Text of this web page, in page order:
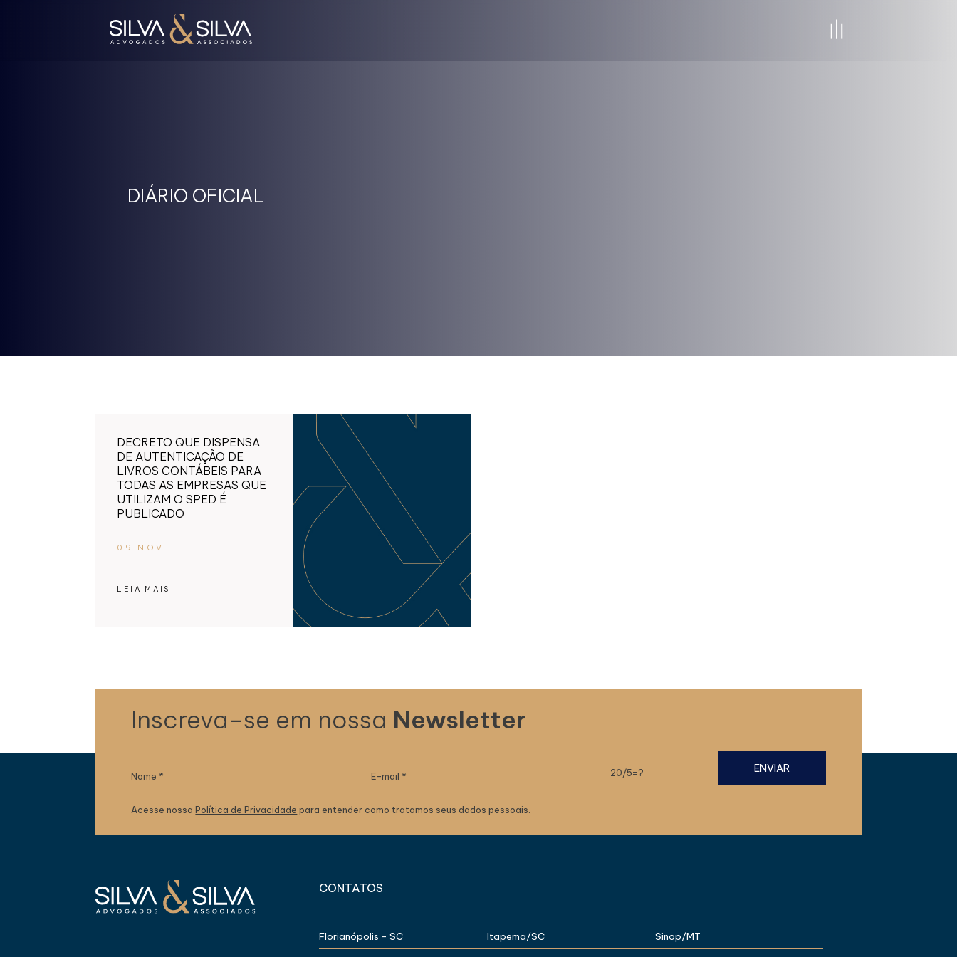
DIÁRIO OFICIAL
DECRETO QUE DISPENSA
DE AUTENTICAÇÃO DE
LIVROS CONTÁBEIS PARA
TODAS AS EMPRESAS QUE
UTILIZAM O SPED É
PUBLICADO
09.NOV
LEIA MAIS
Inscreva-se em nossa Newsletter
20/5=?
Acesse nossa Política de Privacidade para entender como tratamos seus dados pessoais.
CONTATOS
Florianópolis - SC Itapema/SC Sinop/MT